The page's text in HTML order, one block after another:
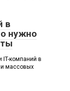
в
нужно
IT-компаний в
и массовых